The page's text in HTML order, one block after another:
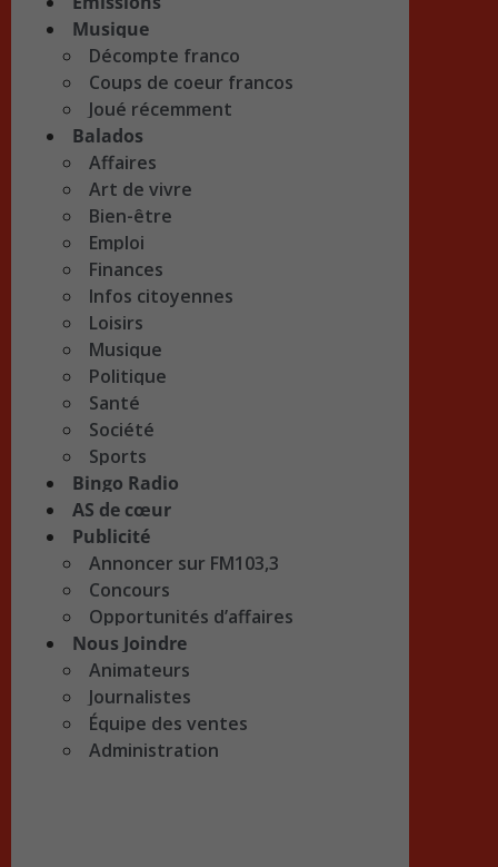
Musique
Décompte franco
Coups de coeur francos
Joué récemment
Balados
Affaires
Art de vivre
Bien-être
Emploi
Finances
Infos citoyennes
Loisirs
Musique
Politique
Santé
Société
Sports
Bingo Radio
AS de cœur
Publicité
Annoncer sur FM103,3
Concours
Opportunités d’affaires
Nous Joindre
Animateurs
Journalistes
Équipe des ventes
Administration